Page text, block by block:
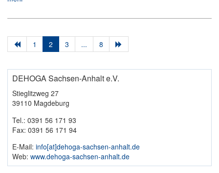
1 2 3 ... 8
DEHOGA Sachsen-Anhalt e.V.
Stieglitzweg 27
39110 Magdeburg
Tel.: 0391 56 171 93
Fax: 0391 56 171 94
E-Mail: info​[at]​dehoga-sachsen-anhalt.de
Web: www.dehoga-sachsen-anhalt.de